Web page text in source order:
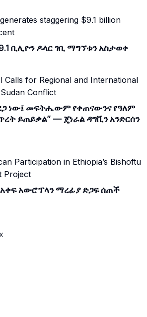
ቢሊዮን ዶላር ገቢ ማግኘቱን አስታወቀ
ነው፤ መፍትሔውም የቀጠናውንና የዓለም
ይጠይቃል” — ጄነራል ዳግቪን አንድርሰን
አውሮፕላን ማረፊያ ድጋፍ ሰጠች